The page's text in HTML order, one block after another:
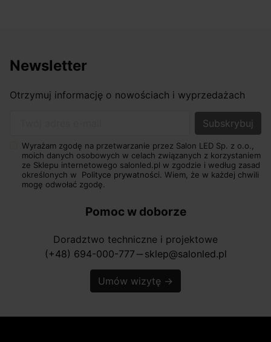
Newsletter
Otrzymuj informację o nowościach i wyprzedażach
Wyrażam zgodę na przetwarzanie przez Salon LED Sp. z o.o.,
moich danych osobowych w celach związanych z korzystaniem
ze Sklepu internetowego salonled.pl w zgodzie i według zasad
określonych w Polityce prywatności. Wiem, że w każdej chwili
mogę odwołać zgodę.
Pomoc w doborze
Doradztwo techniczne i projektowe
(+48) 694-000-777 horizontal_rule sklep@salonled.pl
Umów wizytę →